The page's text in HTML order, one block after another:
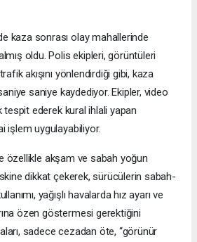
kaza sonrası olay mahallerinde
oldu. Polis ekipleri, görüntüleri
akışını yönlendirdiği gibi, kaza
saniye kaydediyor. Ekipler, video
ederek kural ihlali yapan
işlem uygulayabiliyor.
özellikle akşam ve sabah yoğun
dikkat çekerek, sürücülerin sabah-
yağışlı havalarda hız ayarı ve
özen göstermesi gerektiğini
sadece cezadan öte, “görünür